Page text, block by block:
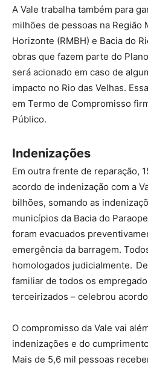
A Vale trabalha também para
milhões de pessoas na Região
Horizonte (RMBH) e Bacia do
obras que fazem parte do
será acionado em caso de
impacto no Rio das Velhas.
em Termo de Compromisso
Público.
Indenizações
Em outra frente de reparação,
acordo de indenização com a
bilhões, somando as
municípios da Bacia do
foram evacuados
emergência da barragem.
homologados judicialmente.
familiar de todos os
terceirizados – celebrou
O compromisso da Vale vai
indenizações e do
Mais de 5,6 mil pessoas